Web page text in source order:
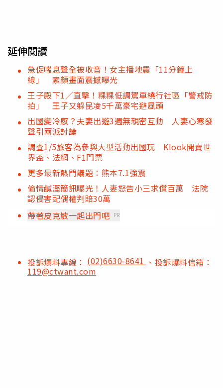
延伸閱讀
急促喘息聲全被收音！女主播地震「11分鐘上
線」 素顏畫面震撼曝光
王子殿下1／直擊！粿粿低調駕車繞行社區「警戒防
拍」 王子又躲昆凌5千萬豪宅避風頭
出國變冷感？夫妻出遊3週無親密互動 人妻心寒發
聲引兩派討論
調查1/5旅客為參與大型活動出國玩 Klook開賣世
界盃、法網、F1門票
更多最新熱門議題：熊本7.1強震
偷情鹹溼簡訊曝光！人妻怒告小三求償百萬 法院
認侵害配偶權判賠30萬
帶著皮克敏一起出門吧 PR
投訴爆料專線： (02)6630-8641 、投訴爆料信箱：
119@ctwant.com